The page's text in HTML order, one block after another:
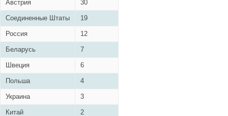
Австрия 30
Соединенные Штаты 19
Россия 12
Беларусь 7
Швеция 6
Польша 4
Украина 3
Китай 2